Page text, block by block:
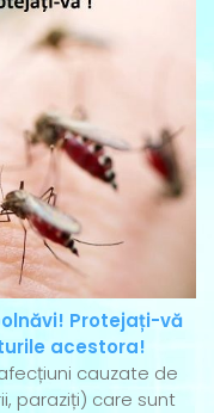
Protejați-vă
acestora!
cauzate de
paraziți) care sunt